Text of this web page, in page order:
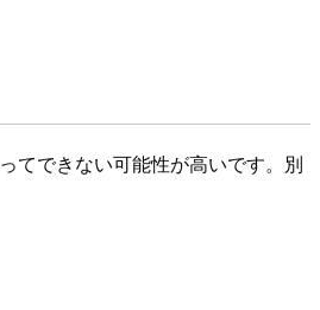
てできない可能性が高いです。別